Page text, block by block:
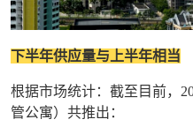
下半年供应量与上半年相当
根据市场统计：截至目前，
管公寓）共推出：